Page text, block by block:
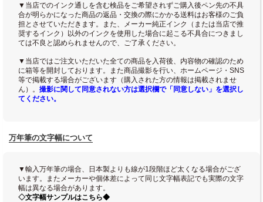
▼当店でのインク通しを含む検品をご希望されずご購入後ペン先の不具
合が明らかになった商品の返品・交換の際にかかる送料はお客様のご負
担とさせていただきます。また、メーカー純正インク（または当店で推
奨するインク）以外のインクを使用した場合に起こる不具合につきまし
ては不良と認められませんので、ご了承ください。
▼当店ではご注文いただいた全ての商品を入荷後、内容物の確認のため
に箱等を開封しております。また商品撮影を行い、ホームページ・SNS
等で掲載する場合がございます（購入された方の情報は掲載されませ
ん）。 撮影に関して同意されない方は選択欄で「同意しない」を選択し
てください。
万年筆の文字幅について
▼輸入万年筆の場合、日本製よりも線が1段階ほど太くなる場合がござ
います。またメーカーや個体差によって同じ文字幅表記でも実際の文字
幅は異なる場合があります。
◇文字幅サンプルはこちら◆